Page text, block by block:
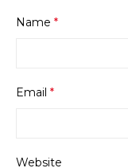
Name *
Email *
Website